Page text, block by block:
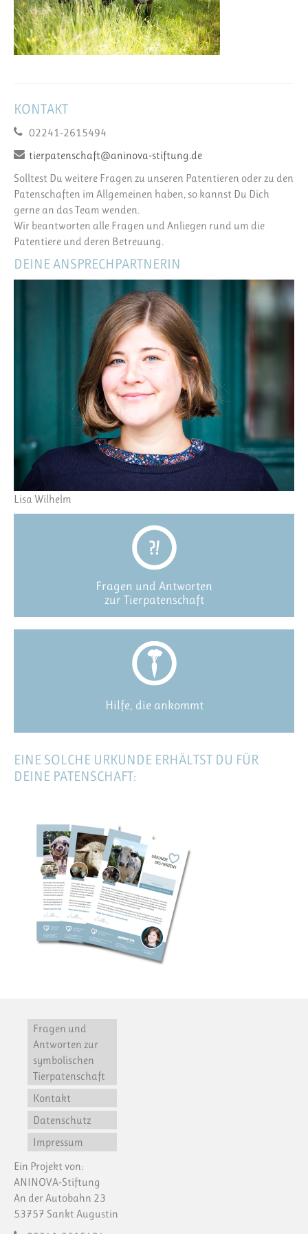
KONTAKT
02241-2615494
tierpatenschaft@aninova-stiftung.de
Solltest Du weitere Fragen zu unseren Patentieren oder zu den
Patenschaften im Allgemeinen haben, so kannst Du Dich
gerne an das Team wenden.
Wir beantworten alle Fragen und Anliegen rund um die
Patentiere und deren Betreuung.
DEINE ANSPRECHPARTNERIN
Lisa Wilhelm
Fragen und Antworten
zur Tierpatenschaft
Hilfe, die ankommt
EINE SOLCHE URKUNDE ERHÄLTST DU FÜR
DEINE PATENSCHAFT:
Fragen und
Antworten zur
symbolischen
Tierpatenschaft
Kontakt
Datenschutz
Impressum
Ein Projekt von:
ANINOVA-Stiftung
An der Autobahn 23
53757 Sankt Augustin